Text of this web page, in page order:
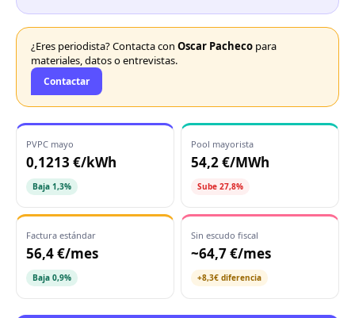
¿Eres periodista? Contacta con Oscar Pacheco para
materiales, datos o entrevistas.
Contactar
PVPC mayo
0,1213 €/kWh
Baja 1,3%
Pool mayorista
54,2 €/MWh
Sube 27,8%
Factura estándar
56,4 €/mes
Baja 0,9%
Sin escudo fiscal
~64,7 €/mes
+8,3€ diferencia